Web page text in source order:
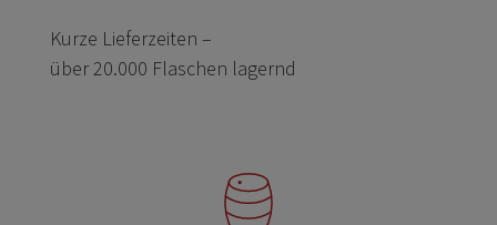
Kurze Lieferzeiten –
über 20.000 Flaschen lagernd